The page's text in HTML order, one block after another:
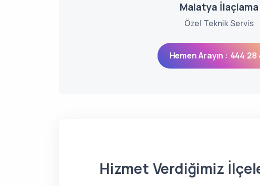
Malatya İlaçlama
Özel Teknik Servis
Hemen Arayın : 444 28
Hizmet Verdiğimiz